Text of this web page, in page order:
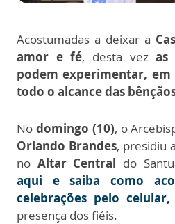
Acostumadas a deixar a
amor e fé, desta vezas
podem experimentar, em
todo o alcance das
No domingo (10), o
Orlando Brandes, presidiu a
no Altar Central do
aqui e saiba como
celebrações pelo
presença dos fiéis.